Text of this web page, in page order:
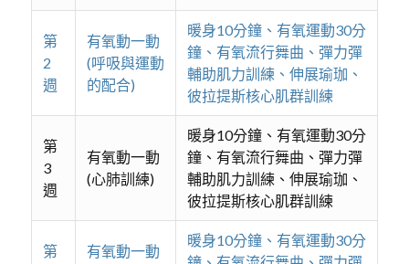
第
2
週
有氧動一動
(呼吸與運動
的配合)
暖身10分鐘、有氧運動30分
鐘、有氧流行舞曲、彈力彈
輔助肌力訓練、伸展瑜珈、
彼拉提斯核心肌群訓練
第
3
週
有氧動一動
(心肺訓練)
暖身10分鐘、有氧運動30分
鐘、有氧流行舞曲、彈力彈
輔助肌力訓練、伸展瑜珈、
彼拉提斯核心肌群訓練
第
有氧動一動
暖身10分鐘、有氧運動30分